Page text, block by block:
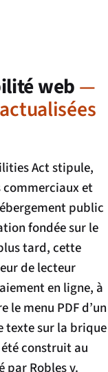
web—
Act stipule,
commerciaux et
public
fondée sur le
tard, cette
de lecteur
en ligne, à
le menu PDF d’un
texte sur la brique
construit au
parRobles v.